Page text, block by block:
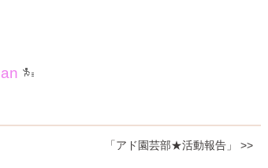
「アド園芸部★活動報告」 >>